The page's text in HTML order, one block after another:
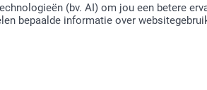
(bv. AI) om jou een betere
bepaalde informatie over